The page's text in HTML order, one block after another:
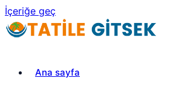
İçeriğe geç
Ana sayfa